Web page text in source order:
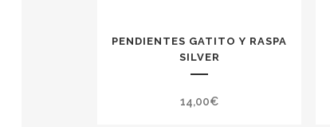
PENDIENTES GATITO Y RASPA
SILVER
14,00€